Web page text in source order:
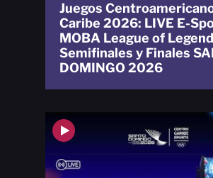
Juegos
Caribe 2026: LIVE E-
MOBA League of
Semifinales y Finales
DOMINGO 2026